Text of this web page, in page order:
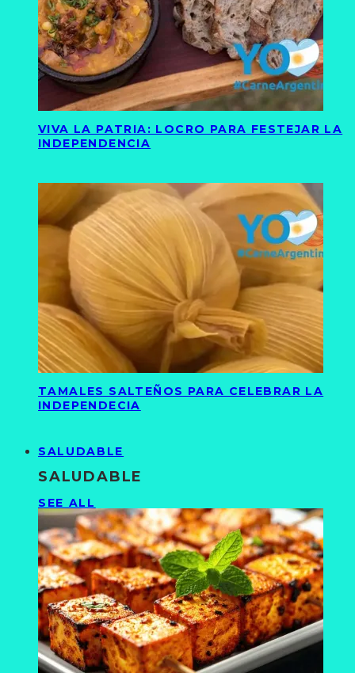
VIVA LA PATRIA: LOCRO PARA FESTEJAR LA
INDEPENDENCIA
TAMALES SALTEÑOS PARA CELEBRAR LA
INDEPENDECIA
SALUDABLE
SALUDABLE
SEE ALL